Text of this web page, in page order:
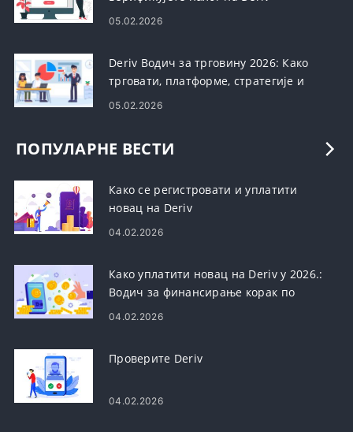
05.02.2026
Deriv Водич за трговину 2026: Како
трговати, платформе, стратегије и
управљање ризиком
05.02.2026
ПОПУЛАРНЕ ВЕСТИ
Како се регистровати и уплатити
новац на Deriv
04.02.2026
Како уплатити новац на Deriv у 2026.:
Водич за финансирање корак по
корак, накнаде и време обраде
04.02.2026
Проверите Deriv
04.02.2026